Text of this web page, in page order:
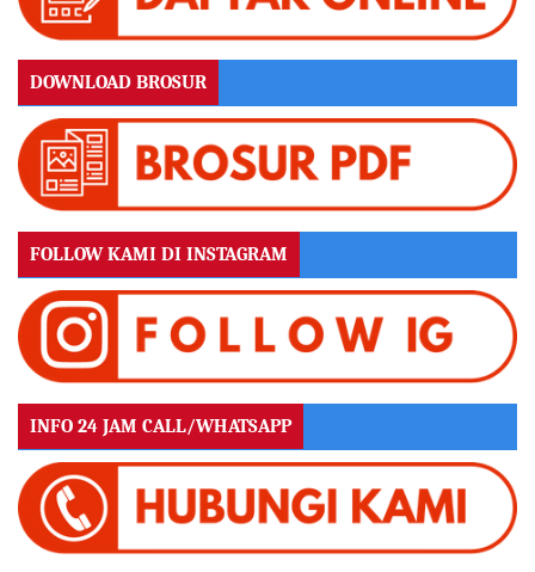
DOWNLOAD BROSUR
FOLLOW KAMI DI INSTAGRAM
INFO 24 JAM CALL/WHATSAPP